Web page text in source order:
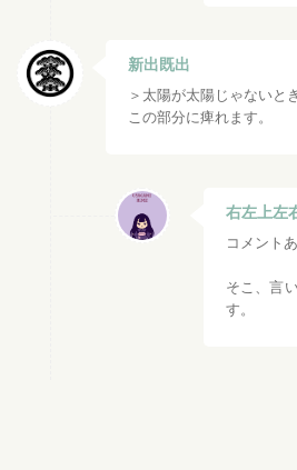
新出既出
＞太陽が太陽じゃないとき
この部分に痺れます。
右左上左
コメント
そこ、言
す。